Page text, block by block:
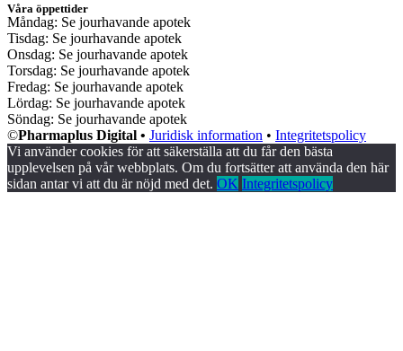
Våra öppettider
Måndag: Se jourhavande apotek
Tisdag: Se jourhavande apotek
Onsdag: Se jourhavande apotek
Torsdag: Se jourhavande apotek
Fredag: Se jourhavande apotek
Lördag: Se jourhavande apotek
Söndag: Se jourhavande apotek
©Pharmaplus Digital • Juridisk information • Integritetspolicy
Vi använder cookies för att säkerställa att du får den bästa
upplevelsen på vår webbplats. Om du fortsätter att använda den här
sidan antar vi att du är nöjd med det. OK Integritetspolicy